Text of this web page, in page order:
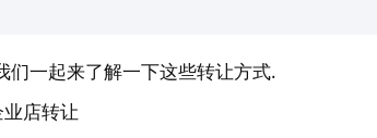
们一起来了解一下这些转让方式.
店转让